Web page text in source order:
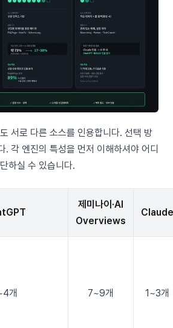
서로 다른 소스를 인용합니다. 선택 방
. 각 엔진의 특성을 먼저 이해하셔야 어디
하실 수 있습니다.
제미나이·AI
Overviews
Claude
개 7~9개 1~3개